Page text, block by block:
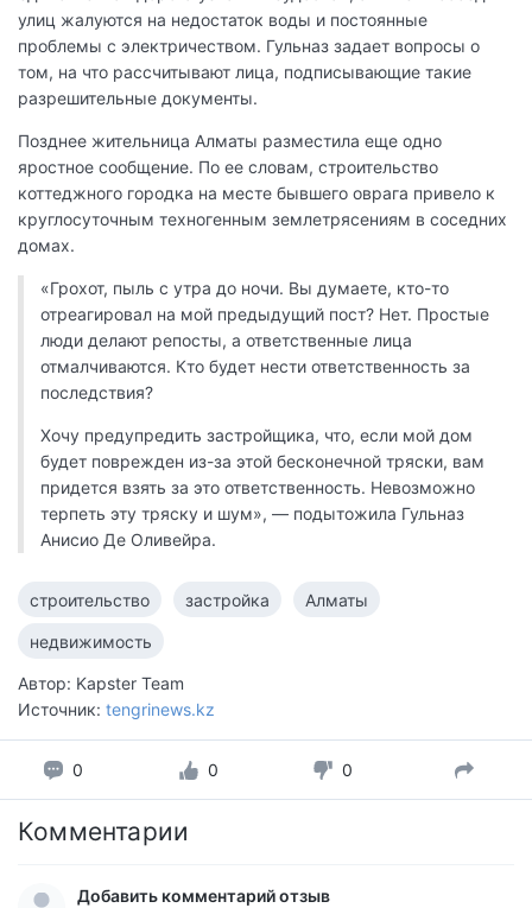
улиц жалуются на недостаток воды и постоянные
проблемы с электричеством. Гульназ задает вопросы о
том, на что рассчитывают лица, подписывающие такие
разрешительные документы.
Позднее жительница Алматы разместила еще одно
яростное сообщение. По ее словам, строительство
коттеджного городка на месте бывшего оврага привело к
круглосуточным техногенным землетрясениям в соседних
домах.
«Грохот, пыль с утра до ночи. Вы думаете, кто-то
отреагировал на мой предыдущий пост? Нет. Простые
люди делают репосты, а ответственные лица
отмалчиваются. Кто будет нести ответственность за
последствия?
Хочу предупредить застройщика, что, если мой дом
будет поврежден из-за этой бесконечной тряски, вам
придется взять за это ответственность. Невозможно
терпеть эту тряску и шум», — подытожила Гульназ
Анисио Де Оливейра.
строительство застройка Алматы
недвижимость
Автор: Kapster Team
Источник: tengrinews.kz
0 0 0
Комментарии
Добавить комментарий отзыв